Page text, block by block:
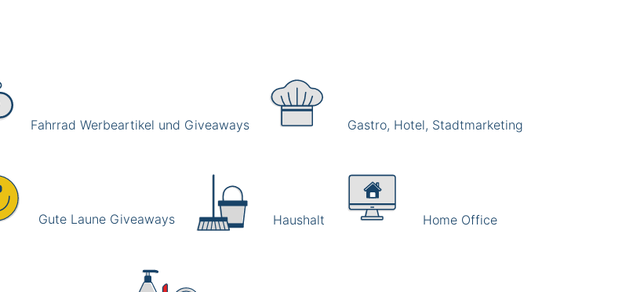
Fahrrad Werbeartikel und Giveaways Gastro, Hotel, Stadtmarketing
Gute Laune Giveaways Haushalt Home Office